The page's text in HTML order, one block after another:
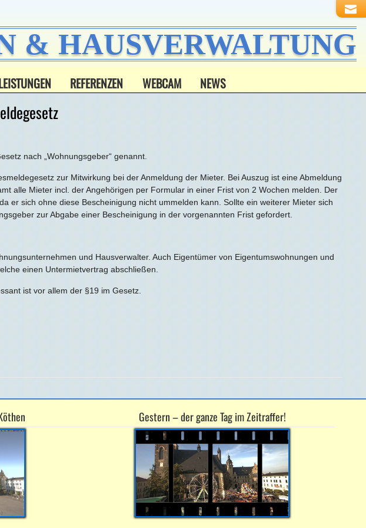
HAUSVERWALTUNG
REFERENZEN WEBCAM NEWS
nach „Wohnungsgeber“ genannt.
zur Mitwirkung bei der Anmeldung der Mieter. Bei Auszug ist eine Abmeldung
alle Mieter incl. der Angehörigen per Formular in einer Frist von 2 Wochen melden. Der
er sich ohne diese Bescheinigung nicht ummelden kann. Sollte ein weiterer Mieter sich
zur Abgabe einer Bescheinigung in der vorgenannten Frist gefordert.
und Hausverwalter. Auch Eigentümer von Eigentumswohnungen und
einen Untermietvertrag abschließen.
ist vor allem der §19 im Gesetz.
Gestern – der ganze Tag im Zeitraffer!